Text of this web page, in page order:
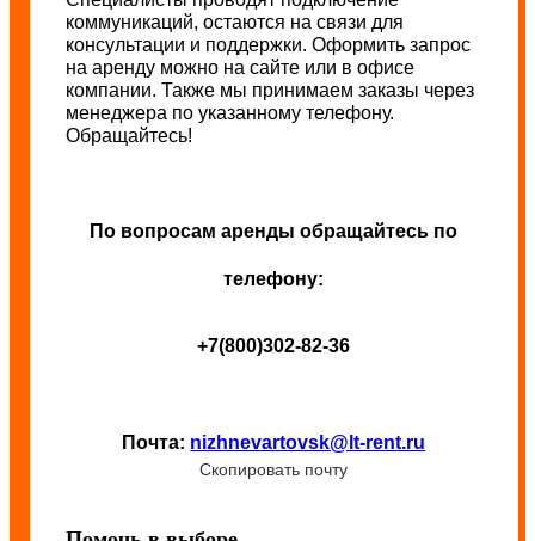
коммуникаций, остаются на связи для
консультации и поддержки. Оформить запрос
на аренду можно на сайте или в офисе
компании. Также мы принимаем заказы через
менеджера по указанному телефону.
Обращайтесь!
По вопросам аренды обращайтесь по
телефону:
+7(800)302-82-36
Почта: nizhnevartovsk@lt-rent.ru
Скопировать почту